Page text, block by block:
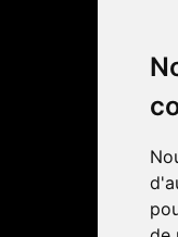
4,4 / 5